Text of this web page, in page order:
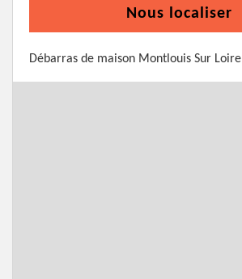
Nous localiser
Débarras de maison Montlouis Sur Loire